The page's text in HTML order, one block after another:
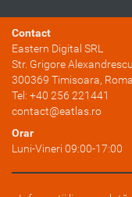
Contact
Eastern Digital SRL
Str. Grigore
300369 Timisoara,
Tel: +40 256 221441
contact@eatlas.ro
Orar
Luni-Vineri 09:00-17:00